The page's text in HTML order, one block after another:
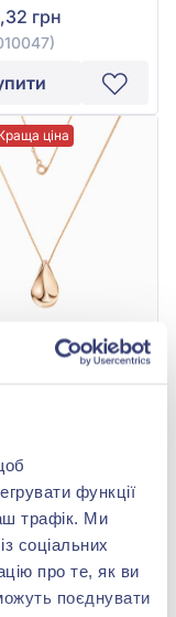
функції
трафік. Ми
соціальних
про те, як ви
поєднувати
грн
ціна
"Крапля" із
грн